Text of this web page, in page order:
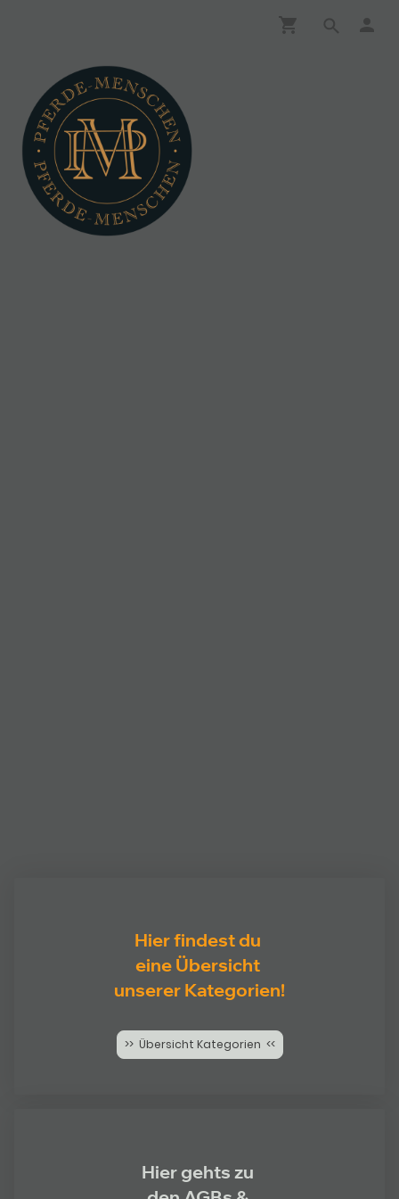
Hier findest du
eine Übersicht
unserer Kategorien!
>> Übersicht Kategorien <<
Hier gehts zu